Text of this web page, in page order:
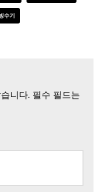
수기
니다. 필수 필드는